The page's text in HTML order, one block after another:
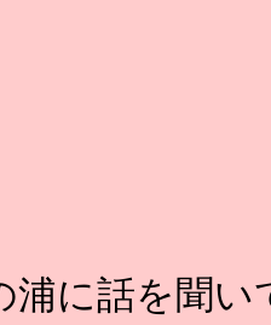
浦に話を聞い